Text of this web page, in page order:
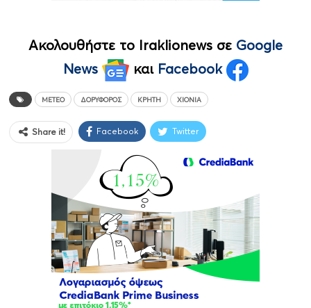
Ακολουθήστε το Iraklionews σε Google
News
και Facebook
METEO ΔΟΡΥΦΌΡΟΣ ΚΡΉΤΗ ΧΙΌΝΙΑ
Share it! Facebook Twitter